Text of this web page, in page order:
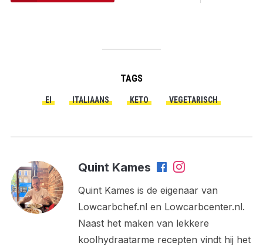
TAGS
EI ITALIAANS KETO VEGETARISCH
Quint Kames
Quint Kames is de eigenaar van
Lowcarbchef.nl en Lowcarbcenter.nl.
Naast het maken van lekkere
koolhydraatarme recepten vindt hij het